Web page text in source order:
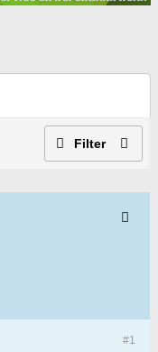
Filter
#1